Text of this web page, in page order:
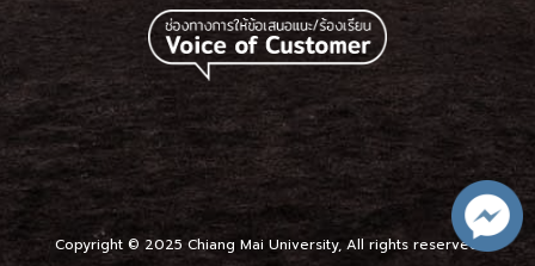
Copyright © 2025 Chiang Mai University, All rights reserved.